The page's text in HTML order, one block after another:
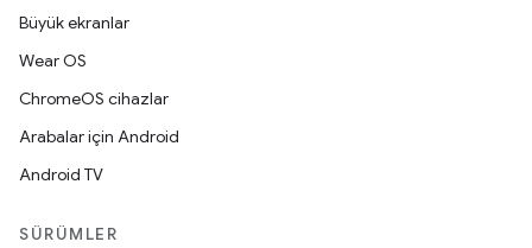
Büyük ekranlar
Wear OS
ChromeOS cihazlar
Arabalar için Android
Android TV
SÜRÜMLER